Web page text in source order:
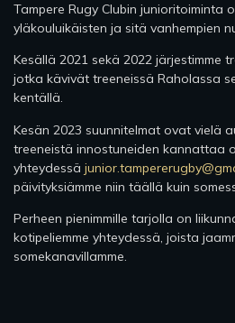
Tampere Rugy Clubin junioritoiminta
yläkouluikäisten ja sitä vanhempien
Kesällä 2021 sekä 2022 järjestimme
jotka kävivät treeneissä Raholassa
kentällä.
Kesän 2023 suunnitelmat ovat vielä
treeneistä innostuneiden kannattaa
yhteydessä
päivityksiämme niin täällä kuin
Perheen pienimmille tarjolla on
kotipeliemme yhteydessä, joista
somekanavillamme.